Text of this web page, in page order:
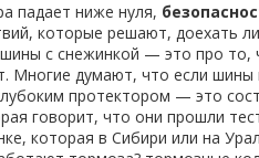
падает ниже нуля,
которые решают, доехать
с снежинкой — это про
Многие думают, что если шины
протектором — это
говорит, что они прошли
которая в Сибири или на